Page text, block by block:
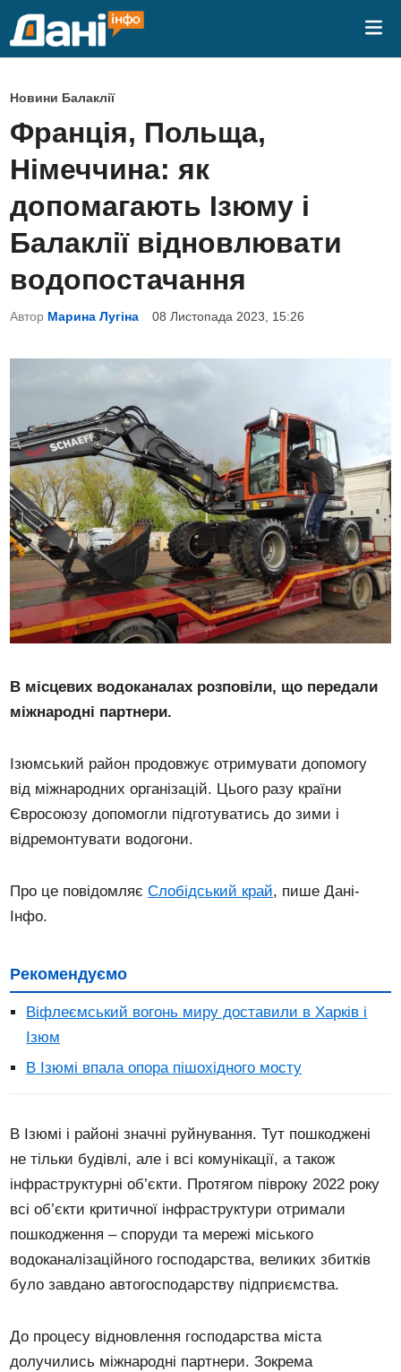
P
o
e
d
n
Новини Балаклії
Франція, Польща,
Німеччина: як
допомагають Ізюму і
Балаклії відновлювати
водопостачання
Автор Марина Лугіна 08 Листопада 2023, 15:26
В місцевих водоканалах розповіли, що передали
міжнародні партнери.
Ізюмський район продовжує отримувати допомогу
від міжнародних організацій. Цього разу країни
Євросоюзу допомогли підготуватись до зими і
відремонтувати водогони.
Про це повідомляєСлобідський край, пише Дані-
Інфо.
Рекомендуємо
Віфлеємський вогонь миру доставили в Харків і
Ізюм
В Ізюмі впала опора пішохідного мосту
В Ізюмі і районі значні руйнування. Тут пошкоджені
не тільки будівлі, але і всі комунікації, а також
інфраструктурні об’єкти. Протягом півроку 2022 року
всі об’єкти критичної інфраструктури отримали
пошкодження – споруди та мережі міського
водоканалізаційного господарства, великих збитків
було завдано автогосподарству підприємства.
До процесу відновлення господарства міста
долучились міжнародні партнери. Зокрема